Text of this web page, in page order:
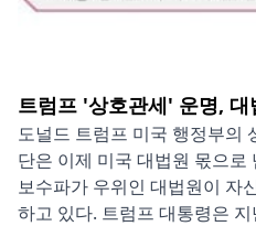
트럼프 '상호관세' 운명,
도널드 트럼프 미국 행정부의
단은 이제 미국 대법원 몫으
보수파가 우위인 대법원이 자
하고 있다. 트럼프 대통령은